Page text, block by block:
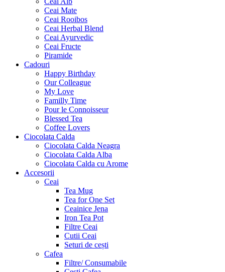
Ceai Mate
Ceai Rooibos
Ceai Herbal Blend
Ceai Ayurvedic
Ceai Fructe
Piramide
Cadouri
Happy Birthday
Our Colleague
My Love
Familly Time
Pour le Connoisseur
Blessed Tea
Coffee Lovers
Ciocolata Calda
Ciocolata Calda Neagra
Ciocolata Calda Alba
Ciocolata Calda cu Arome
Accesorii
Ceai
Tea Mug
Tea for One Set
Ceainice Jena
Iron Tea Pot
Filtre Ceai
Cutii Ceai
Seturi de cești
Cafea
Filtre/ Consumabile